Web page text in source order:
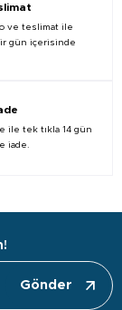
ve teslimat ile
gün içerisinde
ile tek tıkla 14 gün
iade.
Gönder